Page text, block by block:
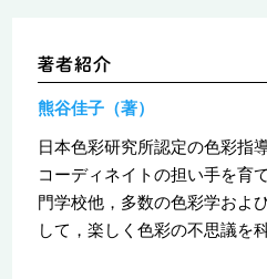
熊谷佳子（著）
日本色彩研究所認定の色彩指
コーディネイトの担い手を育
門学校他，多数の色彩学およ
して，楽しく色彩の不思議を